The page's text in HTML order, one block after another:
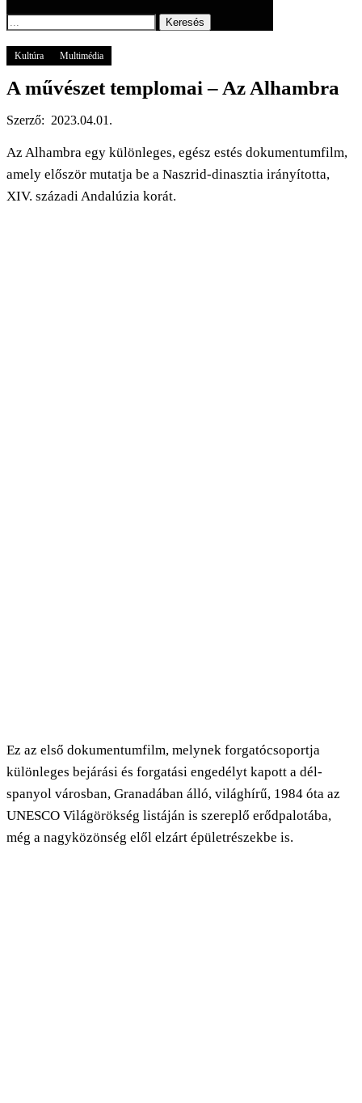
Keresés
Kultúra Multimédia
A művészet templomai – Az Alhambra
Szerző: 2023.04.01.
Az Alhambra egy különleges, egész estés dokumentumfilm,
amely először mutatja be a Naszrid-dinasztia irányította,
XIV. századi Andalúzia korát.
Ez az első dokumentumfilm, melynek forgatócsoportja
különleges bejárási és forgatási engedélyt kapott a dél-
spanyol városban, Granadában álló, világhírű, 1984 óta az
UNESCO Világörökség listáján is szereplő erődpalotába,
még a nagyközönség elől elzárt épületrészekbe is.